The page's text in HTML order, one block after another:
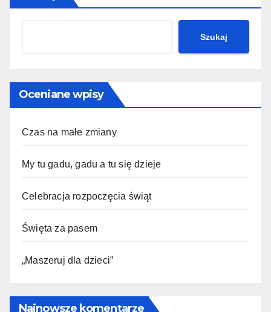
Szukaj
Oceniane wpisy
Czas na małe zmiany
My tu gadu, gadu a tu się dzieje
Celebracja rozpoczęcia świąt
Święta za pasem
„Maszeruj dla dzieci”
Najnowsze komentarze